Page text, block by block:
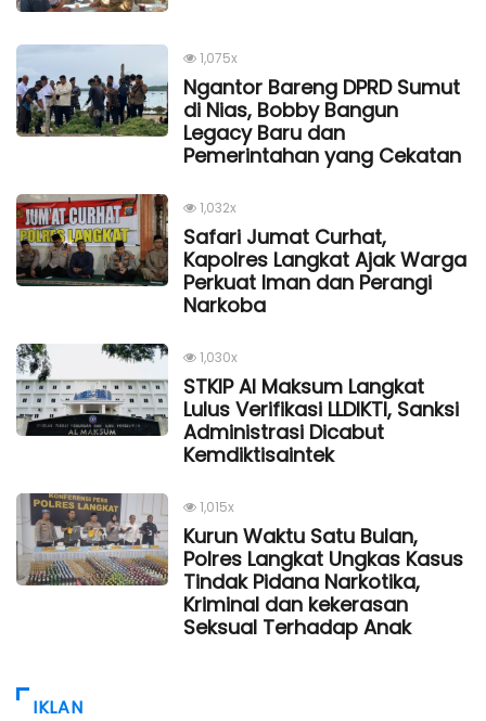
1,075x
Ngantor Bareng DPRD Sumut
di Nias, Bobby Bangun
Legacy Baru dan
Pemerintahan yang Cekatan
1,032x
Safari Jumat Curhat,
Kapolres Langkat Ajak Warga
Perkuat Iman dan Perangi
Narkoba
1,030x
STKIP Al Maksum Langkat
Lulus Verifikasi LLDIKTI, Sanksi
Administrasi Dicabut
Kemdiktisaintek
1,015x
Kurun Waktu Satu Bulan,
Polres Langkat Ungkas Kasus
Tindak Pidana Narkotika,
Kriminal dan kekerasan
Seksual Terhadap Anak
IKLAN